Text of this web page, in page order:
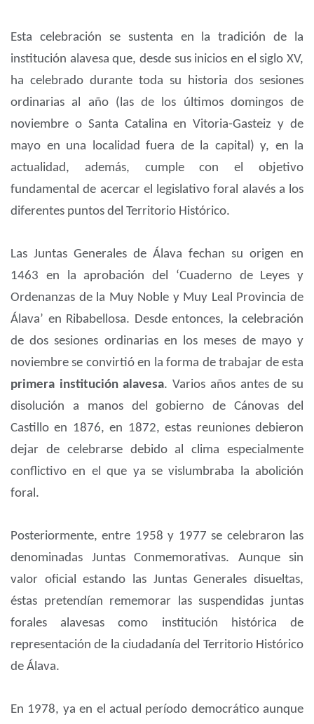
Esta celebración se sustenta en la tradición de la
institución alavesa que, desde sus inicios en el siglo XV,
ha celebrado durante toda su historia dos sesiones
ordinarias al año (las de los últimos domingos de
noviembre o Santa Catalina en Vitoria-Gasteiz y de
mayo en una localidad fuera de la capital) y, en la
actualidad, además, cumple con el objetivo
fundamental de acercar el legislativo foral alavés a los
diferentes puntos del Territorio Histórico.
Las Juntas Generales de Álava fechan su origen en
1463 en la aprobación del ‘Cuaderno de Leyes y
Ordenanzas de la Muy Noble y Muy Leal Provincia de
Álava’ en Ribabellosa. Desde entonces, la celebración
de dos sesiones ordinarias en los meses de mayo y
noviembre se convirtió en la forma de trabajar de esta
primera institución alavesa. Varios años antes de su
disolución a manos del gobierno de Cánovas del
Castillo en 1876, en 1872, estas reuniones debieron
dejar de celebrarse debido al clima especialmente
conflictivo en el que ya se vislumbraba la abolición
foral.
Posteriormente, entre 1958 y 1977 se celebraron las
denominadas Juntas Conmemorativas. Aunque sin
valor oficial estando las Juntas Generales disueltas,
éstas pretendían rememorar las suspendidas juntas
forales alavesas como institución histórica de
representación de la ciudadanía del Territorio Histórico
de Álava.
En 1978, ya en el actual período democrático aunque